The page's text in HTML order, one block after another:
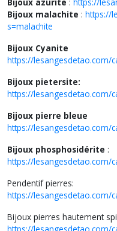
Bijoux malachite : https://
s=malachite
Bijoux Cyanite
https://lesangesdetao.com/
Bijoux pietersite:
https://lesangesdetao.com/
Bijoux pierre bleue
https://lesangesdetao.com/
Bijoux phosphosidérite :
https://lesangesdetao.com/
Pendentif pierres:
https://lesangesdetao.com/
Bijoux pierres hautement